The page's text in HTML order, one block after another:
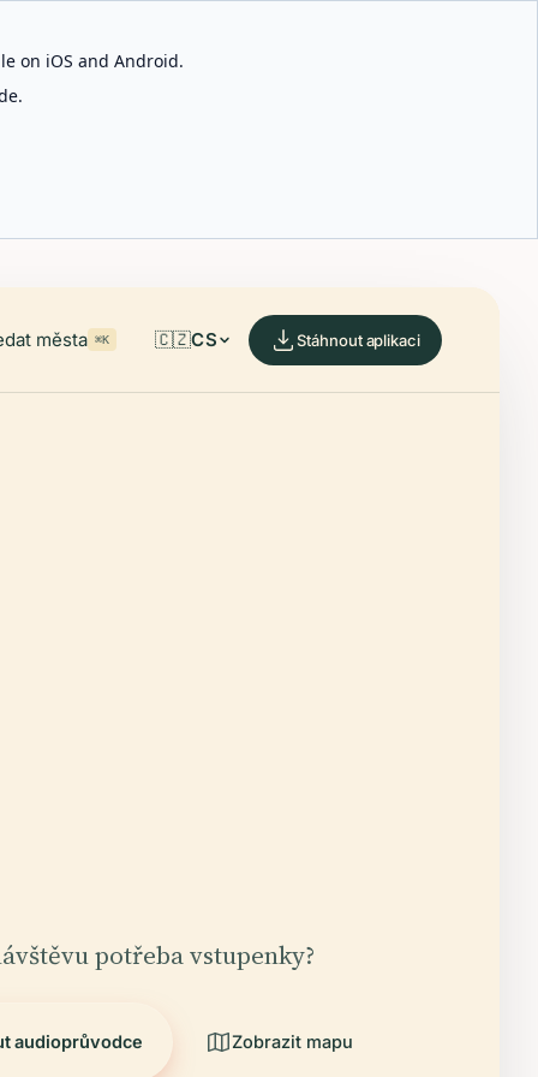
on iOS and Android.
města ⌘K 🇨🇿CS Stáhnout aplikaci
potřeba vstupenky?
audioprůvodce Zobrazit mapu